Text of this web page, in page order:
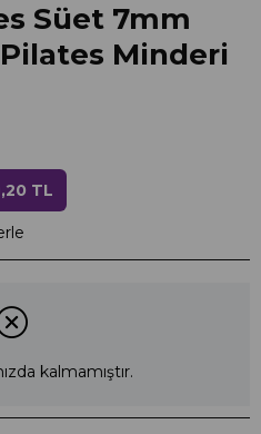
Süet 7mm
Pilates Minderi
TL
kalmamıştır.